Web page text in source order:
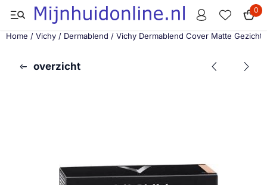
Cookievoorkeuren zijn momenteel gesloten. 0
Home / Vichy / Dermablend / Vichy Dermablend Cover Matte
overzicht